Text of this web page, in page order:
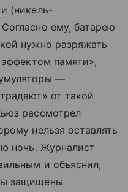
(никель-
ему, батарею
нужно разряжать
памяти»,
—
от такой
рассмотрел
нельзя оставлять
ночь. Журналист
и объяснил,
защищены